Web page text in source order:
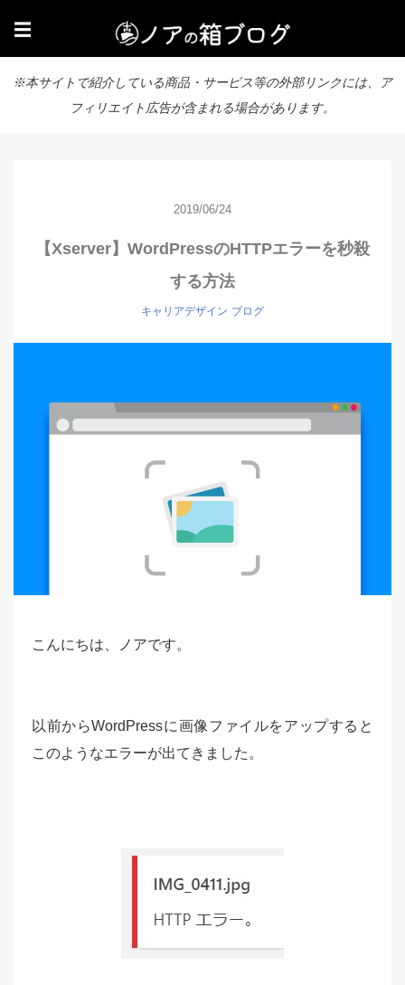
☰
※本サイトで紹介している商品・サービス等の外部リンクには、ア
フィリエイト広告が含まれる場合があります。
2019/06/24
【Xserver】WordPressのHTTPエラーを秒殺
する方法
キャリアデザイン ブログ
こんにちは、ノアです。
以前からWordPressに画像ファイルをアップすると
このようなエラーが出てきました。